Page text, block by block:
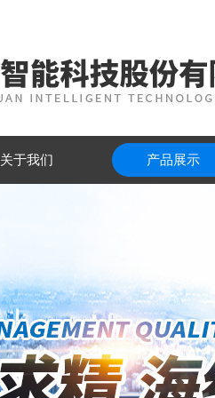
关于我们 产品展示